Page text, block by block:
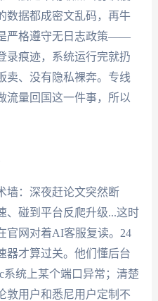
数据都成密文乱码，再牛
严格遵守无日志政策——
录痕迹，系统运行完就扔
卖、没有隐私裸奔。专线
流量回国这一件事，所以
墙：深夜赶论文突然断
、碰到平台反爬升级...这时
官网对着AI客服复读。24
器才算过关。他们懂后台
统上某个端口异常；清楚
敦用户和悉尼用户定制不